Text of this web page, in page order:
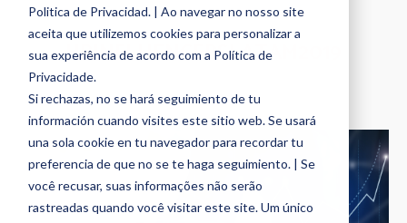
Politica de Privacidad. | Ao navegar no nosso site
aceita que utilizemos cookies para personalizar a
sua experiência de acordo com a Política de
Privacidade.
Si rechazas, no se hará seguimiento de tu
información cuando visites este sitio web. Se usará
una sola cookie en tu navegador para recordar tu
preferencia de que no se te haga seguimiento. | Se
você recusar, suas informações não serão
rastreadas quando você visitar este site. Um único
HRINFLUENCERSLATAM2019